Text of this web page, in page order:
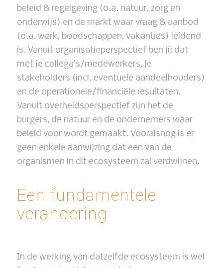
beleid & regelgeving (o.a. natuur, zorg en
onderwijs) en de markt waar vraag & aanbod
(o.a. werk, boodschappen, vakanties) leidend
is. Vanuit organisatieperspectief ben jij dat
met je collega’s/medewerkers, je
stakeholders (incl. eventuele aandeelhouders)
en de operationele/financiële resultaten.
Vanuit overheidsperspectief zijn het de
burgers, de natuur en de ondernemers waar
beleid voor wordt gemaakt. Vooralsnog is er
geen enkele aanwijzing dat een van de
organismen in dit ecosysteem zal verdwijnen.
Een fundamentele
verandering
In de werking van datzelfde ecosysteem is wel